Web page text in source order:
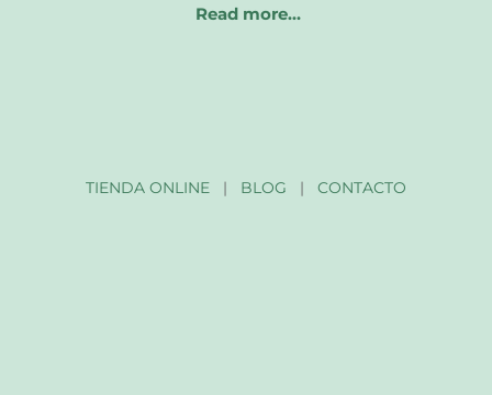
Read more…
TIENDA ONLINE| BLOG | CONTACTO